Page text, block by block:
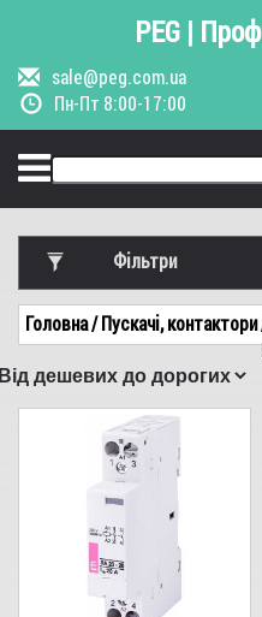
PEG |
sale@peg.com.ua
Пн-Пт 8:00-17:00
Фільтри
Виробник
Hager
АСКО
ABB
Schneider
Номінальний струм, А
Головна/ Пускачі, контактори